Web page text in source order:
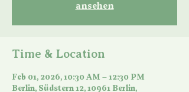
ansehen
Time & Location
Feb 01, 2026, 10:30 AM – 12:30 PM
Berlin, Südstern 12, 10961 Berlin,